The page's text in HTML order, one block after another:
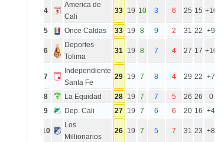
4
America de
Cali
33 19 10 3 6 25 15 +10
5 Once Caldas 33 19 8 9 2 31 22 +9
6
Deportes
Tolima
31 19 8 7 4 27 17 +10
7
Independiente
Santa Fe
29 19 7 8 4 29 22 +7
8 La Equidad 28 19 7 7 5 26 26
0
9
Dep. Cali 27 19 7 6 6 20 16 +4
10
Los
Millionarios
26 19 7 5 7 31 23 +8